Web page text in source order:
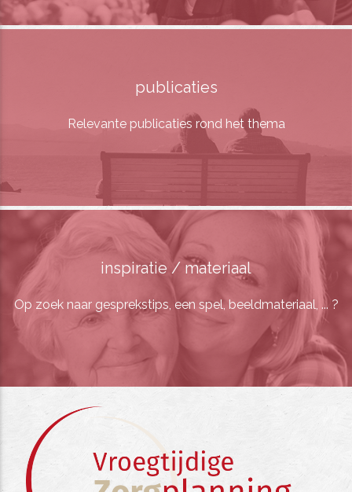
publicaties
Relevante publicaties rond het thema
inspiratie / materiaal
Op zoek naar gesprekstips, een spel, beeldmateriaal, ... ?